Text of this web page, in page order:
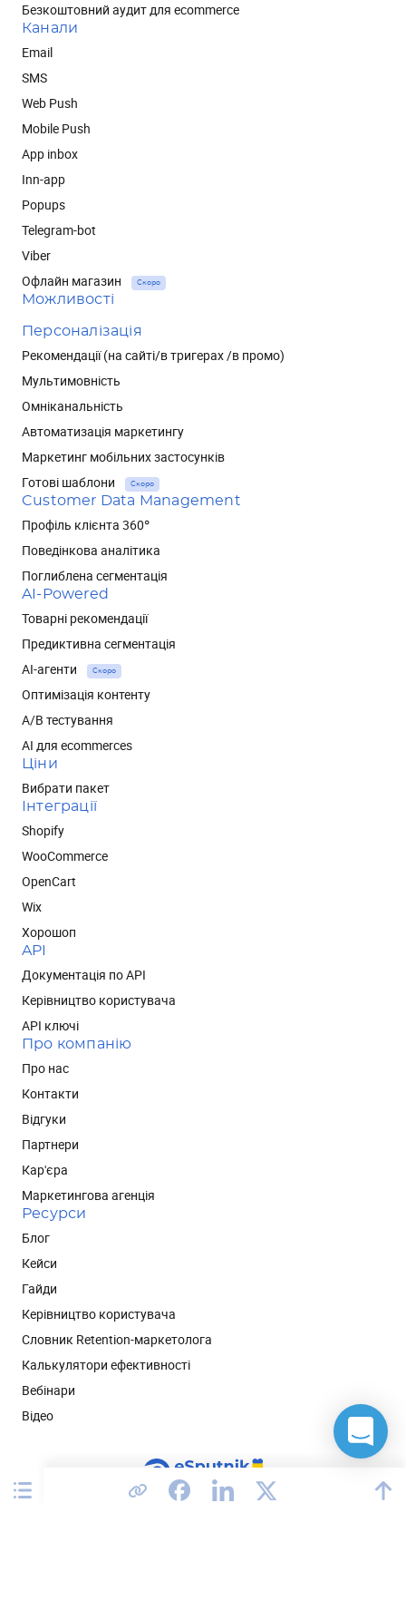
Безкоштовний аудит для ecommerce
Канали
Email
SMS
Web Push
Mobile Push
App inbox
Inn-app
Popups
Telegram-bot
Viber
Офлайн магазин
Скоро
Можливості
Персоналізація
Рекомендації (на сайті/в тригерах /в промо)
Мультимовність
Омніканальність
Автоматизація маркетингу
Маркетинг мобільних застосунків
Готові шаблони
Скоро
Customer Data Management
Профіль клієнта 360°
Поведінкова аналітика
Поглиблена сегментація
AI-Powered
Товарні рекомендації
Предиктивна сегментація
AI-агенти
Скоро
Оптимізація контенту
А/В тестування
AI для ecommerces
Ціни
Вибрати пакет
Інтеграції
Shopify
WooCommerce
OpenCart
Wix
Хорошоп
API
Документація по API
Керівництво користувача
API ключі
Про компанію
Про нас
Контакти
Відгуки
Партнери
Кар'єра
Маркетингова агенція
Ресурси
Блог
Кейси
Гайди
Керівництво користувача
Словник Retention-маркетолога
Калькулятори ефективності
Вебінари
Відео